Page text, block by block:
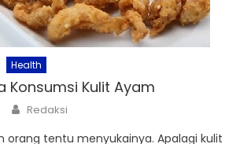
Health
Konsumsi Kulit Ayam
Author
Redaksi
orang tentu menyukainya. Apalagi kulit